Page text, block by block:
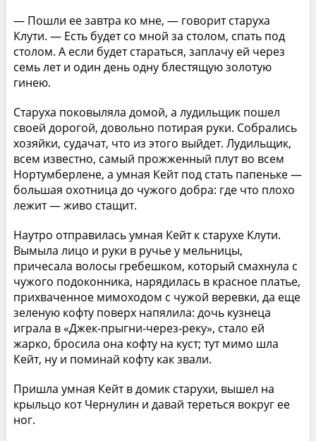
— Пошли ее завтра ко мне, — говорит старуха
Клути. — Есть будет со мной за столом, спать под
столом. А если будет стараться, заплачу ей через
семь лет и один день одну блестящую золотую
гинею.
Старуха поковыляла домой, а лудильщик пошел
своей дорогой, довольно потирая руки. Собрались
хозяйки, судачат, что из этого выйдет. Лудильщик,
всем известно, самый прожженный плут во всем
Нортумберлене, а умная Кейт под стать папеньке —
большая охотница до чужого добра: где что плохо
лежит — живо стащит.
Наутро отправилась умная Кейт к старухе Клути.
Вымыла лицо и руки в ручье у мельницы,
причесала волосы гребешком, который смахнула с
чужого подоконника, нарядилась в красное платье,
прихваченное мимоходом с чужой веревки, да еще
зеленую кофту поверх напялила: дочь кузнеца
играла в «Джек-прыгни-через-реку», стало ей
жарко, бросила она кофту на куст; тут мимо шла
Кейт, ну и поминай кофту как звали.
Пришла умная Кейт в домик старухи, вышел на
крыльцо кот Чернулин и давай тереться вокруг ее
ног.